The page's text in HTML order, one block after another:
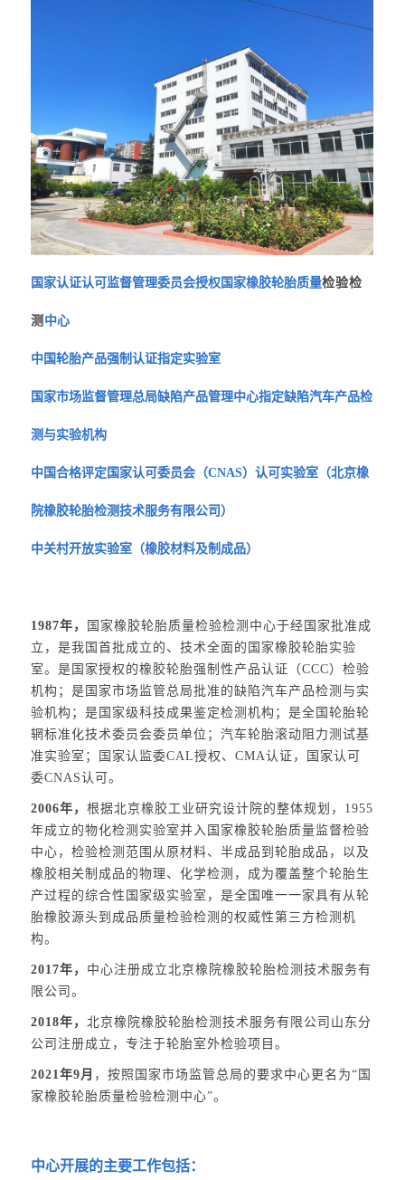
国家认证认可监督管理委员会授权国家橡胶轮胎质量检验检
测 中心
中国轮胎产品强制认证指定实验室
国家市场监督管理总局缺陷产品管理中心指定缺陷汽车产品检
测与实验机构
中国合格评定国家认可委员会（CNAS）认可实验室（北京橡
院橡胶轮胎检测技术服务有限公司）
中关村开放实验室（橡胶材料及制成品）
1987年，
国家橡胶轮胎质量检验检测中心于经国家批准成
立，是我国首批成立的、技术全面的国家橡胶轮胎实验
室。是国家授权的橡胶轮胎强制性产品认证（CCC）检验
机构；是国家市场监管总局批准的缺陷汽车产品检测与实
验机构；是国家级科技成果鉴定检测机构；是全国轮胎轮
辋标准化技术委员会委员单位；汽车轮胎滚动阻力测试基
准实验室；国家认监委CAL授权、CMA认证，国家认可
委CNAS认可。
2006年，根据北京橡胶工业研究设计院的整体规划，1955
年成立的物化检测实验室并入国家橡胶轮胎质量监督检验
中心，检验检测范围从原材料、半成品到轮胎成品，以及
橡胶相关制成品的物理、化学检测，成为覆盖整个轮胎生
产过程的综合性国家级实验室，是全国唯一一家具有从轮
胎橡胶源头到成品质量检验检测的权威性第三方检测机
构。
2017年， 中心注册成立北京橡院橡胶轮胎检测技术服务有
限公司。
2018年，北京橡院橡胶轮胎检测技术服务有限公司山东分
公司注册成立，专注于轮胎室外检验项目。
2021年9月 ，按照国家市场监管总局的要求中心更名为“国
家橡胶轮胎质量检验检测中心”。
中心开展的主要工作包括：